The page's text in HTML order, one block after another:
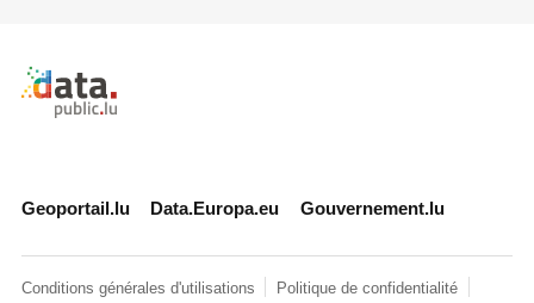
Retour à l'accueil de data.public.lu
Geoportail.lu Data.Europa.eu Gouvernement.lu
Conditions générales d'utilisations Politique de confidentialité